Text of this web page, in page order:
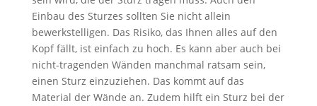
Einbau des Sturzes sollten Sie nicht allein
bewerkstelligen. Das Risiko, das Ihnen alles auf den
Kopf fällt, ist einfach zu hoch. Es kann aber auch bei
nicht-tragenden Wänden manchmal ratsam sein,
einen Sturz einzuziehen. Das kommt auf das
Material der Wände an. Zudem hilft ein Sturz bei der